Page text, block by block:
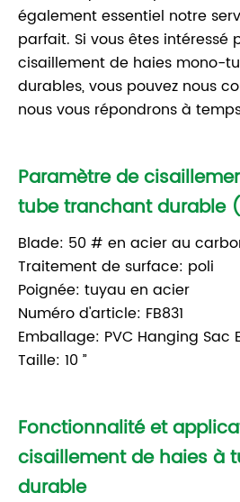
également essentiel notre
parfait. Si vous êtes intéressé
cisaillement de haies mono-
durables, vous pouvez nous
nous vous répondrons à
Paramètre de
tube tranchant durable
Blade: 50 # en acier au
Traitement de surface: poli
Poignée: tuyau en acier
Numéro d'article: FB831
Emballage: PVC Hanging Sac
Taille: 10 ”
Fonctionnalité et
cisaillement de haies à
durable